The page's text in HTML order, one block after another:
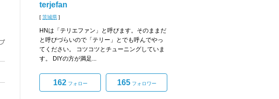
terjefan
[ 茨城県 ]
HNは「テリエファン」と呼びます。そのままだ
と呼びづらいので「テリー」とでも呼んでやっ
てください。 コツコツとチューニングしていま
す。 DIYの方が満足...
162フォロー 165フォロワー